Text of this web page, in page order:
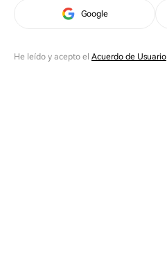
Google
He leído y acepto el Acuerdo de Usuario